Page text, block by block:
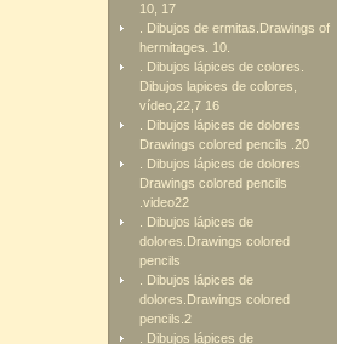
10, 17
. Dibujos de ermitas.Drawings of
hermitages. 10.
. Dibujos lápices de colores.
Dibujos lapices de colores,
vídeo,22,7 16
. Dibujos lápices de dolores
Drawings colored pencils .20
. Dibujos lápices de dolores
Drawings colored pencils
.video22
. Dibujos lápices de
dolores.Drawings colored
pencils
. Dibujos lápices de
dolores.Drawings colored
pencils.2
. Dibujos lápices de